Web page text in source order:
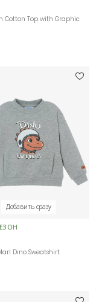
Cotton Top with Graphic
Добавить сразу
Dino Sweatshirt